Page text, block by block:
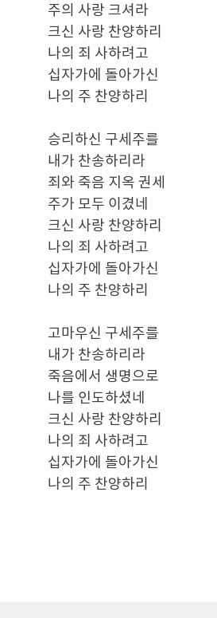
주의 사랑 크셔라
크신 사랑 찬양하리
나의 죄 사하려고
십자가에 돌아가신
나의 주 찬양하리
승리하신 구세주를
내가 찬송하리라
죄와 죽음 지옥 권세
주가 모두 이겼네
크신 사랑 찬양하리
나의 죄 사하려고
십자가에 돌아가신
나의 주 찬양하리
고마우신 구세주를
내가 찬송하리라
죽음에서 생명으로
나를 인도하셨네
크신 사랑 찬양하리
나의 죄 사하려고
십자가에 돌아가신
나의 주 찬양하리